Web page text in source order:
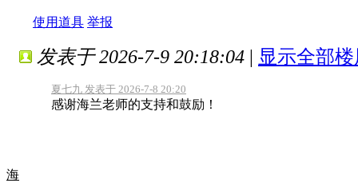
使用道具 举报
海
发表于 2026-7-9 20:18:04 | 显示全部
夏七九 发表于 2026-7-8 20:20
感谢海兰老师的支持和鼓励！